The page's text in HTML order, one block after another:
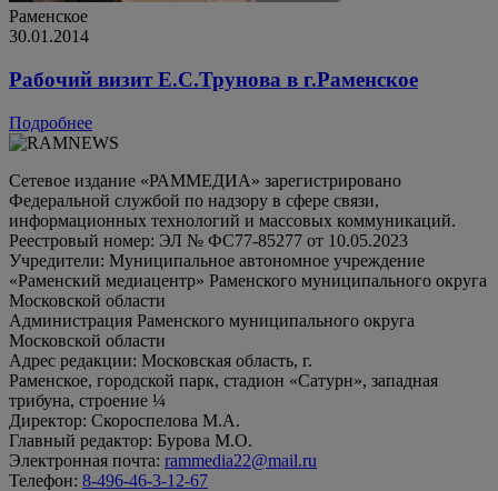
Раменское
30.01.2014
Рабочий визит Е.С.Трунова в г.Раменское
Подробнее
Сетевое издание «РАММЕДИА» зарегистрировано
Федеральной службой по надзору в сфере связи,
информационных технологий и массовых коммуникаций.
Реестровый номер: ЭЛ № ФС77-85277 от 10.05.2023
Учредители: Муниципальное автономное учреждение
«Раменский медиацентр» Раменского муниципального округа
Московской области
Администрация Раменского муниципального округа
Московской области
Адрес редакции: Московская область, г.
Раменское, городской парк, стадион «Сатурн», западная
трибуна, строение ¼
Директор: Скороспелова М.А.
Главный редактор: Бурова М.О.
Электронная почта: rammedia22@mail.ru
Телефон: 8-496-46-3-12-67